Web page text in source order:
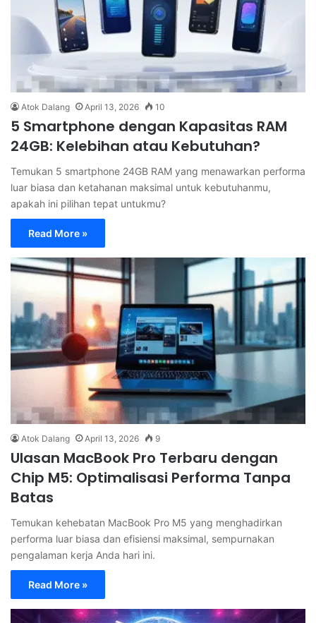
Atok Dalang April 13, 2026 10
5 Smartphone dengan Kapasitas RAM
24GB: Kelebihan atau Kebutuhan?
Temukan 5 smartphone 24GB RAM yang menawarkan performa
luar biasa dan ketahanan maksimal untuk kebutuhanmu,
apakah ini pilihan tepat untukmu?
Read More »
Atok Dalang April 13, 2026 9
Ulasan MacBook Pro Terbaru dengan
Chip M5: Optimalisasi Performa Tanpa
Batas
Temukan kehebatan MacBook Pro M5 yang menghadirkan
performa luar biasa dan efisiensi maksimal, sempurnakan
pengalaman kerja Anda hari ini.
Read More »